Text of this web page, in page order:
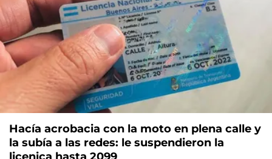
Hacía acrobacia con la moto en plena calle y
la subía a las redes: le suspendieron la